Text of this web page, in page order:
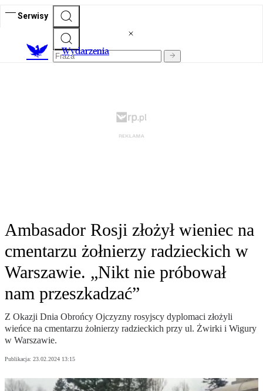
Serwisy
Wydarzenia
Ambasador Rosji złożył wieniec na
cmentarzu żołnierzy radzieckich w
Warszawie. „Nikt nie próbował
nam przeszkadzać”
Z Okazji Dnia Obrońcy Ojczyzny rosyjscy dyplomaci złożyli
wieńce na cmentarzu żołnierzy radzieckich przy ul. Żwirki i Wigury
w Warszawie.
Publikacja: 23.02.2024 13:15